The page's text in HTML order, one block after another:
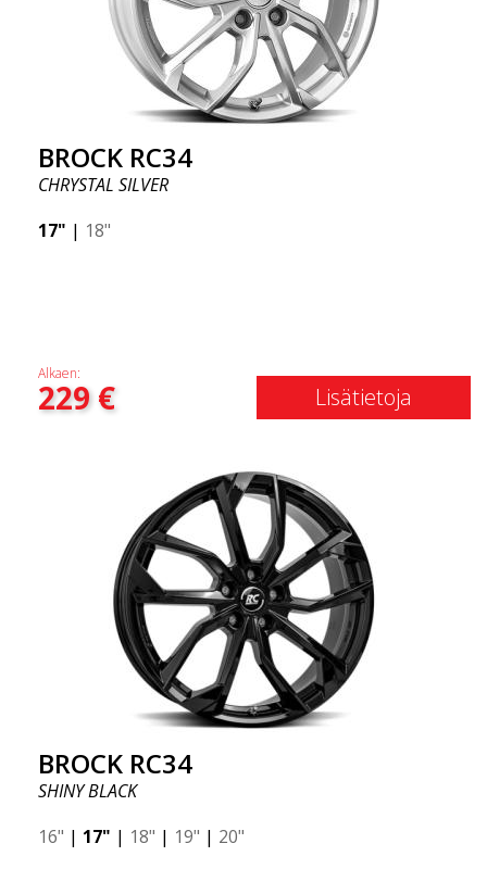
BROCK RC34
CHRYSTAL SILVER
17" | 18"
Alkaen:
229€ Lisätietoja
BROCK RC34
SHINY BLACK
16" | 17" | 18" | 19" | 20"